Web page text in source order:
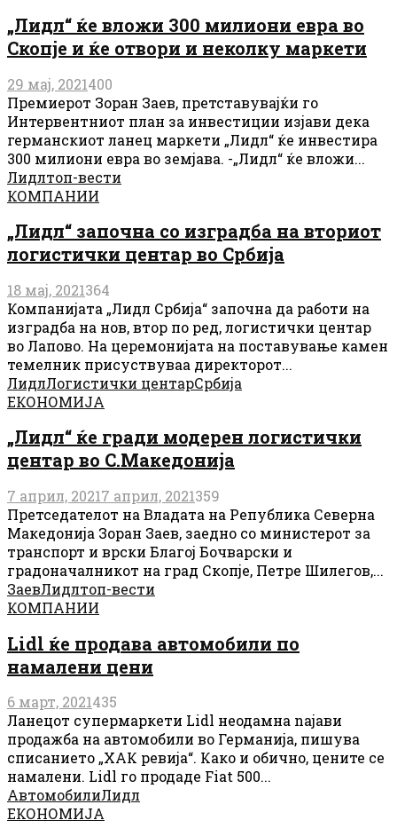
„Лидл“ ќе вложи 300 милиони евра во
Скопје и ќе отвори и неколку маркети
29 мај, 2021400
Премиерот Зоран Заев, претставувајќи го
Интервентниот план за инвестиции изјави дека
германскиот ланец маркети „Лидл“ ќе инвестира
300 милиони евра во земјава. -„Лидл“ ќе вложи...
Лидлтоп-вести
КОМПАНИИ
„Лидл“ започна со изградба на вториот
логистички центар во Србија
18 мај, 2021364
Компанијата „Лидл Србија“ започна да работи на
изградба на нов, втор по ред, логистички центар
во Лапово. На церемонијата на поставување камен
темелник присуствуваа директорот...
ЛидлЛогистички центарСрбија
ЕКОНОМИЈА
„Лидл“ ќе гради модерен логистички
центар во С.Македонија
7 април, 20217 април, 2021359
Претседателот на Владата на Република Северна
Македонија Зоран Заев, заедно со министерот за
транспорт и врски Благој Бочварски и
градоначалникот на град Скопје, Петре Шилегов,...
ЗаевЛидлтоп-вести
КОМПАНИИ
Lidl ќе продава автомобили по
намалени цени
6 март, 2021435
Ланецот супермаркети Lidl неодамна naјави
продажба на автомобили во Германија, пишува
списанието „ХАК ревија“. Како и обично, цените се
намалени. Lidl го продаде Fiat 500...
АвтомобилиЛидл
ЕКОНОМИЈА